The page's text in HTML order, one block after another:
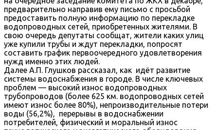
предварительно направив ему письмо с просьбой
предоставить полную информацию по перекладке
водопроводных сетей, приобретенных жителями. В
свою очередь депутаты сообщат, жители каких улиц
уже купили трубы и ждут перекладки, попросят
составить график первоочередного удовлетворения
нужд именно этих людей.
Далее А.П. Глушков рассказал, как идёт развитие
системы водоснабжения в городе. В числе ключевых
проблем — высокий износ водопроводных
трубопроводов (более 625 км. водопроводных сетей
имеют износ более 80%), непроизводительные потери
воды (56,2%), перерывы в водоснабжении
потребителей, физический и моральный износ